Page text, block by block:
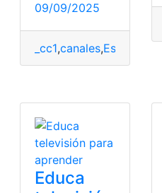
Consulta Online,Ecuador
09/09/2025
_cc1,canales,España
Educa